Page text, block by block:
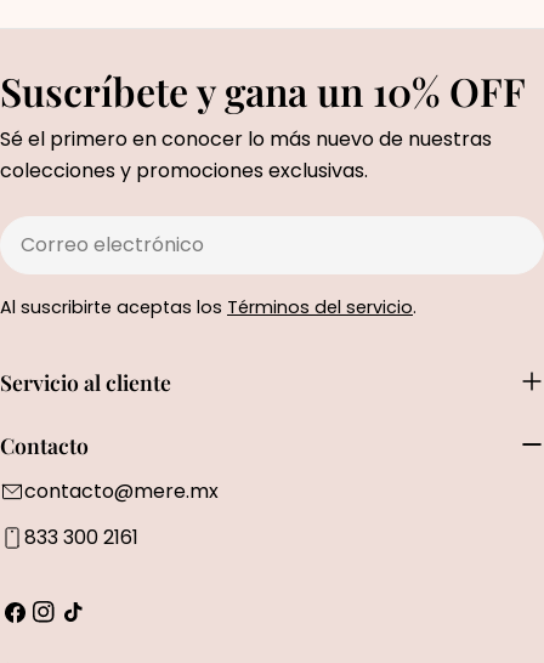
Suscríbete y gana un 10% OFF
Sé el primero en conocer lo más nuevo de nuestras
colecciones y promociones exclusivas.
Correo
electrónico
Al suscribirte aceptas los Términos del servicio.
Servicio al cliente
Contacto
contacto@mere.mx
833 300 2161
Facebook
Instagram
Tik